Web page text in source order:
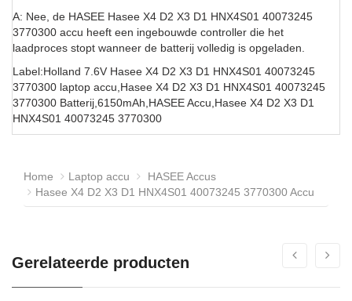
A: Nee, de HASEE Hasee X4 D2 X3 D1 HNX4S01 40073245
3770300 accu heeft een ingebouwde controller die het
laadproces stopt wanneer de batterij volledig is opgeladen.
Label:Holland 7.6V Hasee X4 D2 X3 D1 HNX4S01 40073245
3770300 laptop accu,Hasee X4 D2 X3 D1 HNX4S01 40073245
3770300 Batterij,6150mAh,HASEE Accu,Hasee X4 D2 X3 D1
HNX4S01 40073245 3770300
Home Laptop accu
HASEE Accus
Hasee X4 D2 X3 D1 HNX4S01 40073245 3770300 Accu
Gerelateerde producten